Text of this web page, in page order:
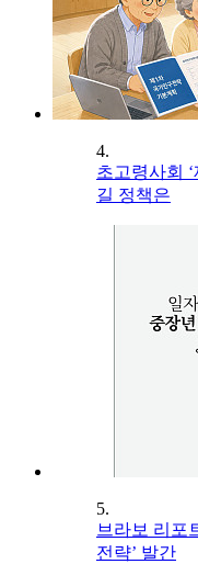
4.
초고령사회
길 정책은
5.
브라보 리포
전략’ 발간